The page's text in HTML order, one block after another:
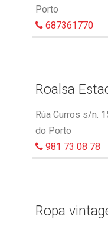
Porto
687361770
Roalsa
Rúa Curros s/n.
do Porto
981 73 08 78
Ropa